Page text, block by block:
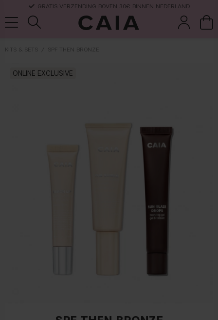
GRATIS VERZENDING BOVEN 30€ BINNEN NEDERLAND
KITS & SETS SPF THEN BRONZE
ONLINE EXCLUSIVE
parfum